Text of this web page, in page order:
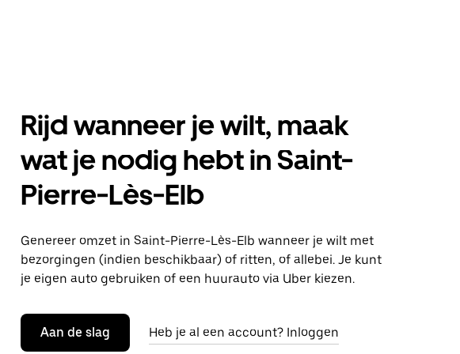
Rijd wanneer je wilt, maak
wat je nodig hebt in Saint-
Pierre-Lès-Elb
Genereer omzet in Saint-Pierre-Lès-Elb wanneer je wilt met
bezorgingen (indien beschikbaar) of ritten, of allebei. Je kunt
je eigen auto gebruiken of een huurauto via Uber kiezen.
Aan de slag Heb je al een account? Inloggen